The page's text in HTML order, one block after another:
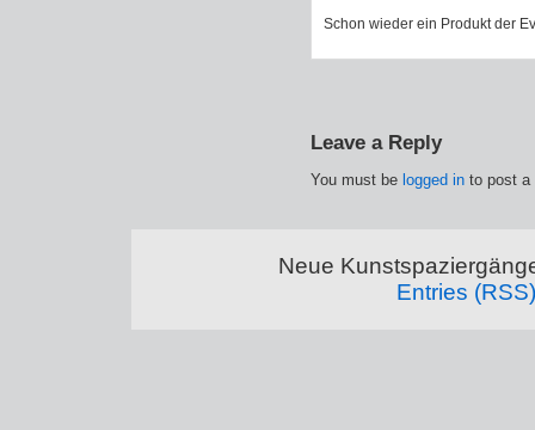
Schon wieder ein Produkt der
Leave a Reply
You must be logged in to post a
Neue
Entries (RSS)